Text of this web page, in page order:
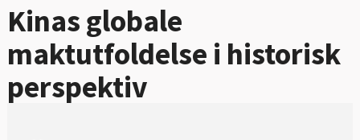
Kinas globale
maktutfoldelse i historisk
perspektiv